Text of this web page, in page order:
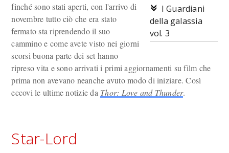
I Guardiani
della galassia
vol. 3
finché sono stati aperti, con l'arrivo di
novembre tutto ciò che era stato
fermato sta riprendendo il suo
cammino e come avete visto nei giorni
scorsi buona parte dei set hanno
ripreso vita e sono arrivati i primi aggiornamenti su film che
prima non avevano neanche avuto modo di iniziare. Così
eccovi le ultime notizie da Thor: Love and Thunder.
Star-Lord